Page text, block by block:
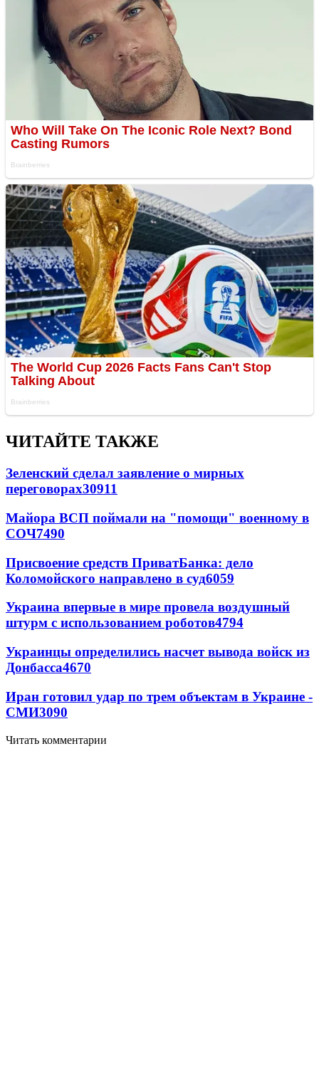
ЧИТАЙТЕ ТАКЖЕ
Зеленский сделал заявление о мирных
переговорах30911
Майора ВСП поймали на "помощи" военному в
СОЧ7490
Присвоение средств ПриватБанка: дело
Коломойского направлено в суд6059
Украина впервые в мире провела воздушный
штурм с использованием роботов4794
Украинцы определились насчет вывода войск из
Донбасса4670
Иран готовил удар по трем объектам в Украине -
СМИ3090
Читать комментарии